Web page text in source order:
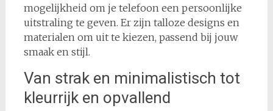
mogelijkheid om je telefoon een persoonlijke
uitstraling te geven. Er zijn talloze designs en
materialen om uit te kiezen, passend bij jouw
smaak en stijl.
Van strak en minimalistisch tot
kleurrijk en opvallend